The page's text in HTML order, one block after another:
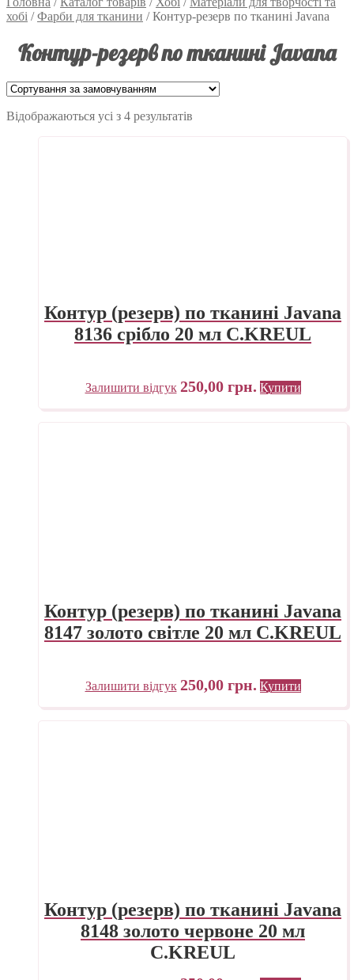
хобі /Фарби для тканини /Контур-резерв по тканині Javana
Контур-резерв по тканині Javana
Відображаються усі з 4 результатів
Контур (резерв) по тканині Javana
8136 срібло 20 мл C.KREUL
Залишити відгук 250,00 грн. Купити
Контур (резерв) по тканині Javana
8147 золото світле 20 мл C.KREUL
Залишити відгук 250,00 грн. Купити
Контур (резерв) по тканині Javana
8148 золото червоне 20 мл
C.KREUL